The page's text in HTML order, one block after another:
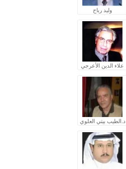
وليد رباح
علاء الدين الأعرجي
د.الطيب بيتي العلوي